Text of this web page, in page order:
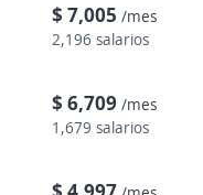
$ 7,005 /mes
2,196 salarios
$ 6,709 /mes
1,679 salarios